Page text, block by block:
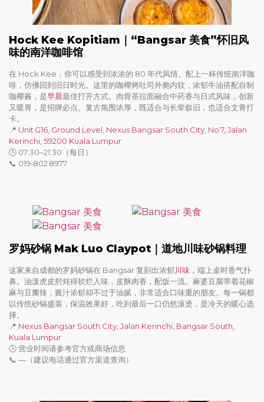
Hock Kee Kopitiam｜“Bangsar 美食”怀旧风
味的南洋咖啡馆
在 Hock Kee，你可以感受到浓浓的 80 年代风情。配上一杯传统南洋咖
啡，仿佛回到旧日时光。这里的咖椰烤吐司外脆内软，浓郁牛油搭配自制
咖椰酱，是早晨最佳打开方式。肉骨茶拉面融合中药香与日式风味，创新
又暖胃，是招牌必点。复古氛围浓厚，既适合与长辈叙旧，也适合文青打
卡。
📍 Unit G16, Ground Level, Nexus Bangsar South City, No 7, Jalan
Kerinchi, 59200 Kuala Lumpur
🕒 07:30–21:30（每日）
📞 019‑802 8977
罗妈砂锅 Mak Luo Claypot｜道地川味砂锅料理
这家来自成都的罗妈砂锅在 Bangsar 复刻出浓郁川味 ，端上桌时香气扑
鼻。油泼虎皮肘炖得软烂入味，皮酥肉香，配饭一流。麻婆豆腐带着花椒
麻与豆瓣辣，酱汁浓郁却不过于油腻，非常适合口味重的朋友。每一锅都
以传统砂锅盛装，保温效果好，吃到最后一口仍然滚烫，是冷天的暖心选
择。
📍 Nexus Bangsar South City, Jalan Kerinchi, Bangsar South,
Kuala Lumpur
🕒 营业时间请参考官方或商场信息
📞 —（建议电话通过官方渠道查询）